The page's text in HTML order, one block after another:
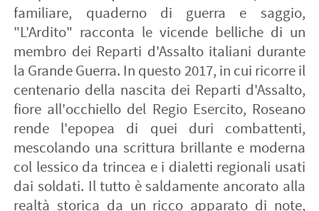
familiare, quaderno di guerra e saggio,
"L'Ardito" racconta le vicende belliche di un
membro dei Reparti d'Assalto italiani durante
la Grande Guerra. In questo 2017, in cui ricorre il
centenario della nascita dei Reparti d'Assalto,
fiore all'occhiello del Regio Esercito, Roseano
rende l'epopea di quei duri combattenti,
mescolando una scrittura brillante e moderna
col lessico da trincea e i dialetti regionali usati
dai soldati. Il tutto è saldamente ancorato alla
realtà storica da un ricco apparato di note,